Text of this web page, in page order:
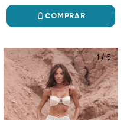
COMPRAR
1/5